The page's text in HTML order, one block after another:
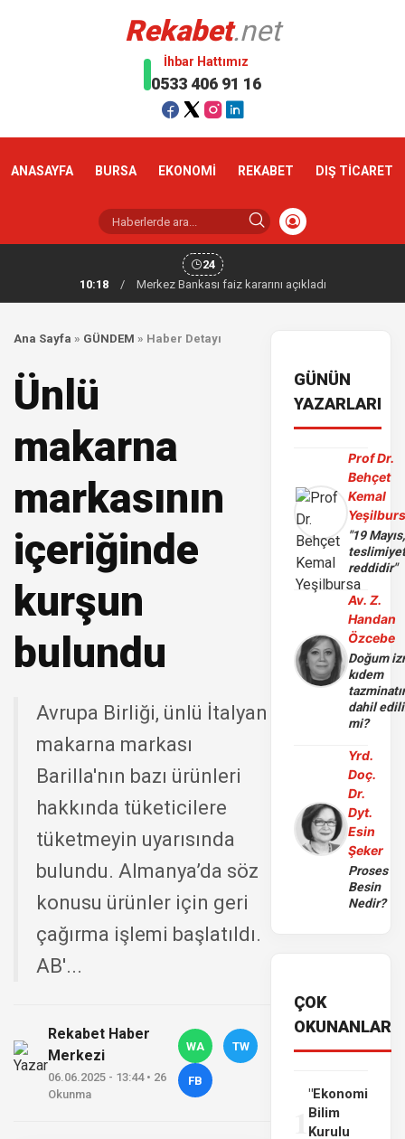
Rekabet.net
İhbar Hattımız
0533 406 91 16
ANASAYFA BURSA EKONOMİ REKABET DIŞ TİCARET
24
10:18
/ Merkez Bankası faiz kararını açıkladı
Ana Sayfa » GÜNDEM » Haber Detayı
Ünlü
makarna
markasının
içeriğinde
kurşun
bulundu
Avrupa Birliği, ünlü İtalyan
makarna markası
Barilla'nın bazı ürünleri
hakkında tüketicilere
tüketmeyin uyarısında
bulundu. Almanya’da söz
konusu ürünler için geri
çağırma işlemi başlatıldı.
AB'...
Rekabet Haber
Merkezi
06.06.2025 - 13:44 • 26
Okunma
WA TW
FB
GÜNÜN
YAZARLARI
Prof Dr.
Behçet
Kemal
"19 Mayıs,
reddidir"
Av. Z.
Handan
Özcebe
Doğum
kıdem
dahil
mi?
Yrd.
Doç.
Dr.
Dyt.
Esin
Şeker
Proses
Besin
Nedir?
ÇOK
OKUNANLAR
"Ekonomi
Bilim
Kurulu